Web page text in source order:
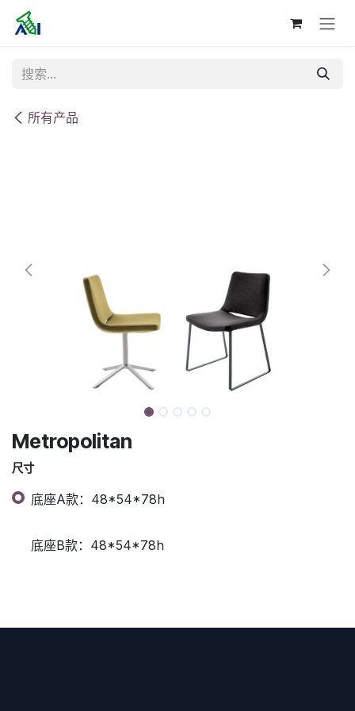
跳至内容
所有产品
Metropolitan
尺寸
底座A款：48*54*78h
底座B款：48*54*78h